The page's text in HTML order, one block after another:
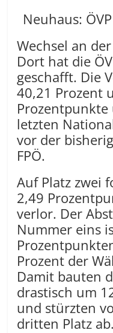
Neuhaus:
Wechsel an
Dort hat die
geschafft. Die
40,21 Prozent
letzten
vor der
FPÖ.
Auf Platz zwei
2,49
verlor. Der
Nummer eins
Prozent der
Damit bauten
drastisch um
und stürzten
dritten Platz ab.